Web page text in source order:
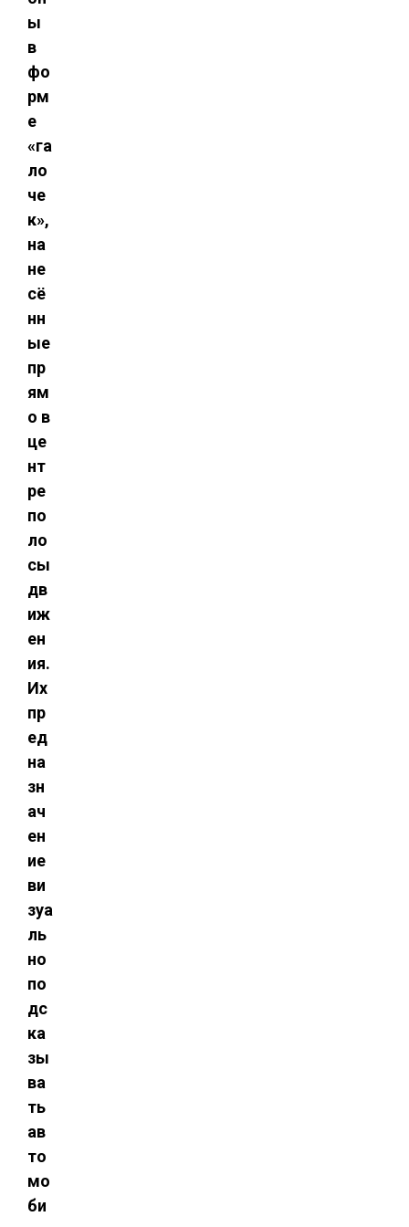
ы
в
фо
рм
е
«га
ло
че
к»,
на
не
сё
нн
ые
пр
ям
о в
це
нт
ре
по
ло
сы
дв
иж
ен
ия.
Их
пр
ед
на
зн
ач
ен
ие 
ви
зуа
ль
но
по
дс
ка
зы
ва
ть
ав
то
мо
би